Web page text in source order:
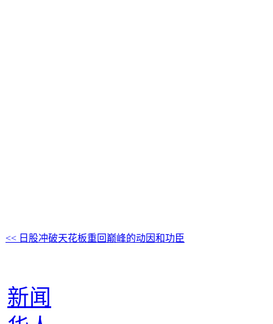
<< 日股冲破天花板重回巅峰的动因和功臣
新闻